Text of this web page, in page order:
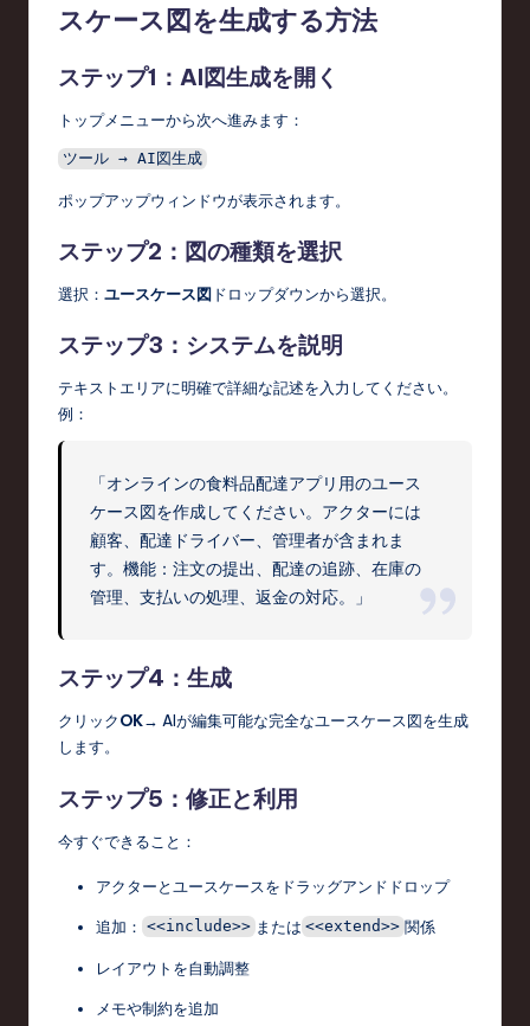
スケース図を生成する方法
ステップ1：AI図生成を開く
トップメニューから次へ進みます：
ツール → AI図生成
ポップアップウィンドウが表示されます。
ステップ2：図の種類を選択
選択： ユースケース図 ドロップダウンから選択。
ステップ3：システムを説明
テキストエリアに明確で詳細な記述を入力してください。
例：
「オンラインの食料品配達アプリ用のユース
ケース図を作成してください。アクターには
顧客、配達ドライバー、管理者が含まれま
す。機能：注文の提出、配達の追跡、在庫の
管理、支払いの処理、返金の対応。」
ステップ4：生成
クリックOK→ AIが編集可能な完全なユースケース図を生成
します。
ステップ5：修正と利用
今すぐできること：
アクターとユースケースをドラッグアンドドロップ
追加： <<include>> または <<extend>> 関係
レイアウトを自動調整
メモや制約を追加